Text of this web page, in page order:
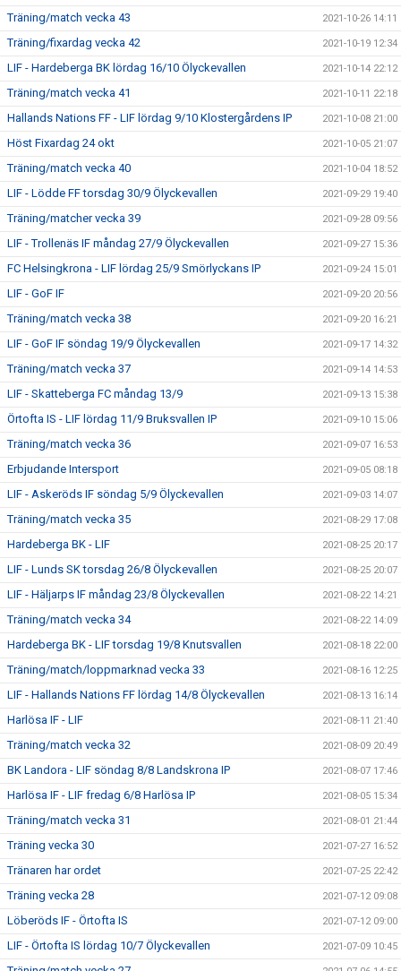
Träning/match vecka 43 2021-10-26 14:11
Träning/fixardag vecka 42 2021-10-19 12:34
LIF - Hardeberga BK lördag 16/10 Ölyckevallen 2021-10-14 22:12
Träning/match vecka 41 2021-10-11 22:18
Hallands Nations FF - LIF lördag 9/10 Klostergårdens IP 2021-10-08 21:00
Höst Fixardag 24 okt 2021-10-05 21:07
Träning/match vecka 40 2021-10-04 18:52
LIF - Lödde FF torsdag 30/9 Ölyckevallen 2021-09-29 19:40
Träning/matcher vecka 39 2021-09-28 09:56
LIF - Trollenäs IF måndag 27/9 Ölyckevallen 2021-09-27 15:36
FC Helsingkrona - LIF lördag 25/9 Smörlyckans IP 2021-09-24 15:01
LIF - GoF IF 2021-09-20 20:56
Träning/match vecka 38 2021-09-20 16:21
LIF - GoF IF söndag 19/9 Ölyckevallen 2021-09-17 14:32
Träning/match vecka 37 2021-09-14 14:53
LIF - Skatteberga FC måndag 13/9 2021-09-13 15:38
Örtofta IS - LIF lördag 11/9 Bruksvallen IP 2021-09-10 15:06
Träning/match vecka 36 2021-09-07 16:53
Erbjudande Intersport 2021-09-05 08:18
LIF - Askeröds IF söndag 5/9 Ölyckevallen 2021-09-03 14:07
Träning/match vecka 35 2021-08-29 17:08
Hardeberga BK - LIF 2021-08-25 20:17
LIF - Lunds SK torsdag 26/8 Ölyckevallen 2021-08-25 20:07
LIF - Häljarps IF måndag 23/8 Ölyckevallen 2021-08-22 14:21
Träning/match vecka 34 2021-08-22 14:09
Hardeberga BK - LIF torsdag 19/8 Knutsvallen 2021-08-18 22:00
Träning/match/loppmarknad vecka 33 2021-08-16 12:25
LIF - Hallands Nations FF lördag 14/8 Ölyckevallen 2021-08-13 16:14
Harlösa IF - LIF 2021-08-11 21:40
Träning/match vecka 32 2021-08-09 20:49
BK Landora - LIF söndag 8/8 Landskrona IP 2021-08-07 17:46
Harlösa IF - LIF fredag 6/8 Harlösa IP 2021-08-05 15:34
Träning/match vecka 31 2021-08-01 21:44
Träning vecka 30 2021-07-27 16:52
Tränaren har ordet 2021-07-25 22:42
Träning vecka 28 2021-07-12 09:08
Löberöds IF - Örtofta IS 2021-07-12 09:00
LIF - Örtofta IS lördag 10/7 Ölyckevallen 2021-07-09 10:45